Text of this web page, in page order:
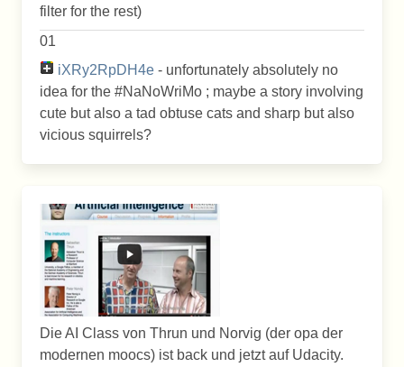
filter for the rest)
01
iXRy2RpDH4e - unfortunately absolutely no
idea for the #NaNoWriMo ; maybe a story involving
cute but also a tad obtuse cats and sharp but also
vicious squirrels?
Die AI Class von Thrun und Norvig (der opa der
modernen moocs) ist back und jetzt auf Udacity.